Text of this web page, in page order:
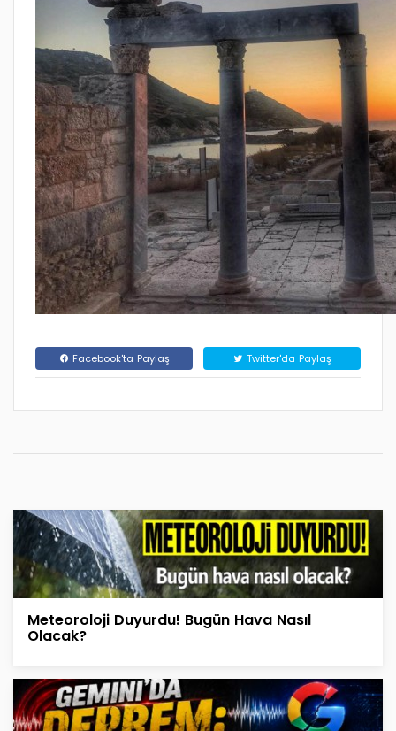
Facebook'ta Paylaş Twitter'da Paylaş
Meteoroloji Duyurdu! Bugün Hava Nasıl
Olacak?